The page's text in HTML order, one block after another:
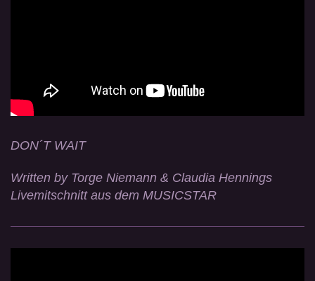
DON´T WAIT
Written by Torge Niemann & Claudia Hennings
Livemitschnitt aus dem MUSICSTAR